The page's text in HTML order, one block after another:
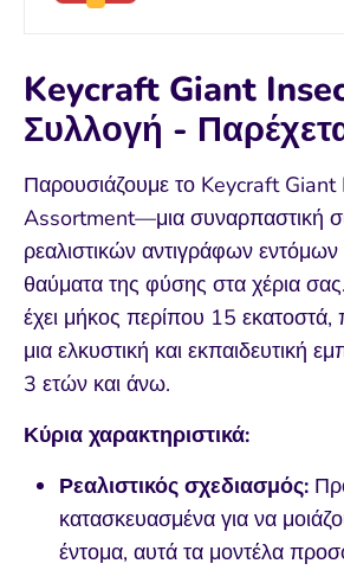
Keycraft Giant
Συλλογή -
Παρουσιάζουμε το Keycraft
Assortment—μια συναρπαστική
ρεαλιστικών αντιγράφων
θαύματα της φύσης στα χέρια
έχει μήκος περίπου 15
μια ελκυστική και εκπαιδευτική
3 ετών και άνω.
Κύρια χαρακτηριστικά:
Ρεαλιστικός σχεδιασμός:
κατασκευασμένα για να
έντομα, αυτά τα μοντέλα